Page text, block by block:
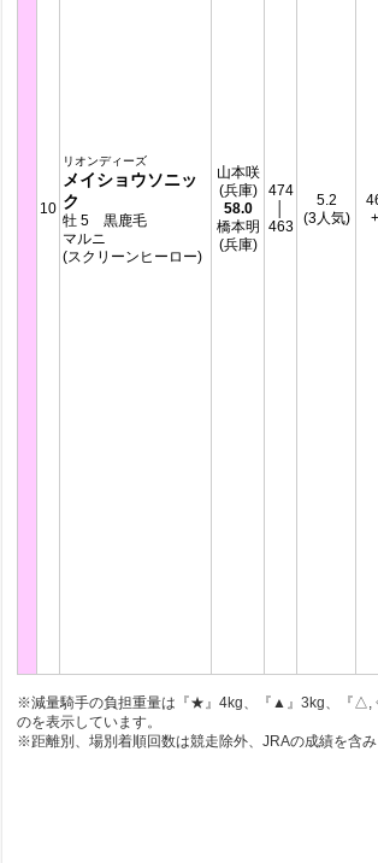
10
リオンディーズ
メイショウソニッ
ク
牡 5 黒鹿毛
マルニ
(スクリーンヒーロー)
山本咲
(兵庫)
58.0
橋本明
(兵庫)
474
463
5.2
(3人気)
※減量騎手の負担重量は『★』4kg、『▲』3kg、『
のを表示しています。
※距離別、場別着順回数は競走除外、JRAの成績を含み